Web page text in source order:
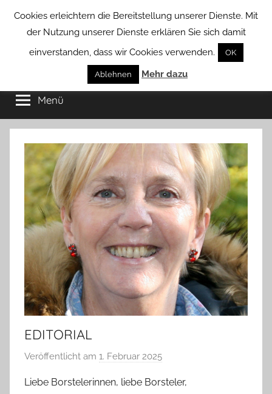
Borstel
von
Groß
Borstel
Menü
EDITORIAL
Veröffentlicht am 1. Februar 2025
n
Liebe Borstelerinnen, liebe Borsteler,
Cookies erleichtern die Bereitstellung unserer Dienste. Mit
der Nutzung unserer Dienste erklären Sie sich damit
einverstanden, dass wir Cookies verwenden.
OK
Ablehnen Mehr dazu